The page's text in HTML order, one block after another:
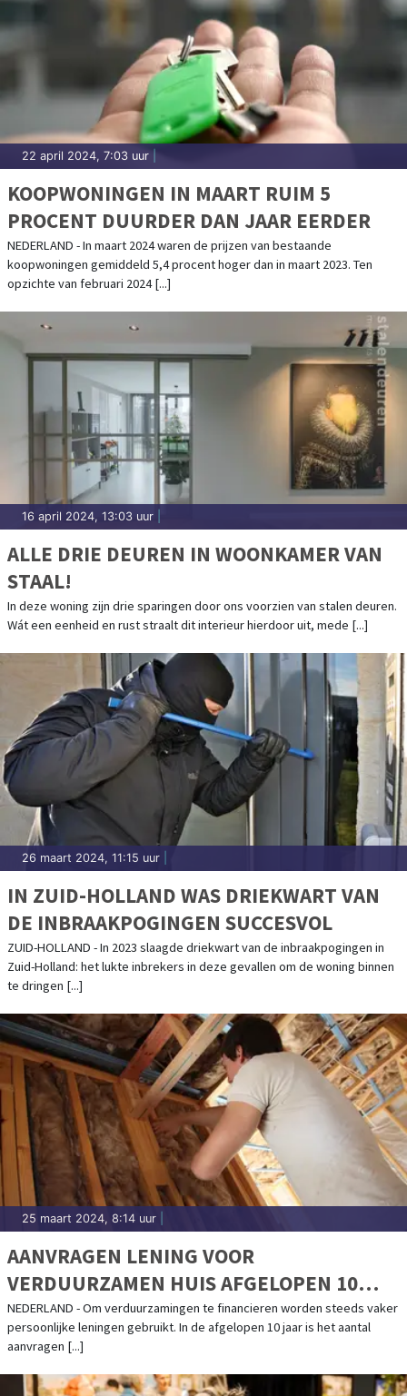
22 april 2024, 7:03 uur
KOOPWONINGEN IN MAART RUIM 5
PROCENT DUURDER DAN JAAR EERDER
NEDERLAND - In maart 2024 waren de prijzen van bestaande
koopwoningen gemiddeld 5,4 procent hoger dan in maart 2023. Ten
opzichte van februari 2024 [...]
16 april 2024, 13:03 uur
ALLE DRIE DEUREN IN WOONKAMER VAN
STAAL!
In deze woning zijn drie sparingen door ons voorzien van stalen deuren.
Wát een eenheid en rust straalt dit interieur hierdoor uit, mede [...]
26 maart 2024, 11:15 uur
IN ZUID-HOLLAND WAS DRIEKWART VAN
DE INBRAAKPOGINGEN SUCCESVOL
ZUID-HOLLAND - In 2023 slaagde driekwart van de inbraakpogingen in
Zuid-Holland: het lukte inbrekers in deze gevallen om de woning binnen
te dringen [...]
25 maart 2024, 8:14 uur
AANVRAGEN LENING VOOR
VERDUURZAMEN HUIS AFGELOPEN 10
JAAR VERACHTVOUDIGD
NEDERLAND - Om verduurzamingen te financieren worden steeds vaker
persoonlijke leningen gebruikt. In de afgelopen 10 jaar is het aantal
aanvragen [...]